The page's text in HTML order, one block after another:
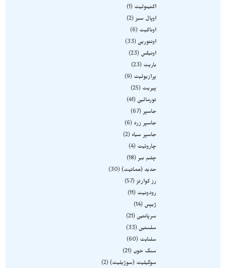
اکتینولیت
1
اوپال سبز 2
اوناکیت
6
اونتورین 33
اونیکس
23
باریت
23
پرازیولیت
9
پیریت
25
تورمالین 41
جاسپر 67
جاسپر زرد
6
جاسپر سیاه
2
چاروئیت
4
چشم ببر 18
حدید (هماتیت) 30
رز کوارتز 57
رودونیت
11
ژیپس
14
سرپانتین 21
سلستین 33
سلنایت
60
سنگ خون
21
سوگیلیت (سوژیلیت) 2